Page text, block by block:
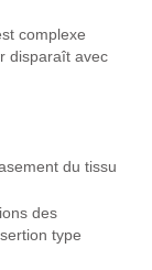
complexe
disparaît avec
du tissu
des
type